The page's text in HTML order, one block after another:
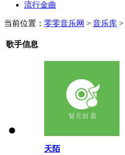
流行金曲
当前位置： 零零音乐网 > 音乐库 >
歌手信息
天陌